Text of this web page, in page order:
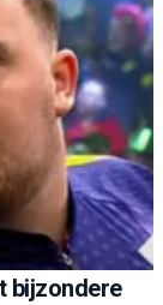
bijzondere